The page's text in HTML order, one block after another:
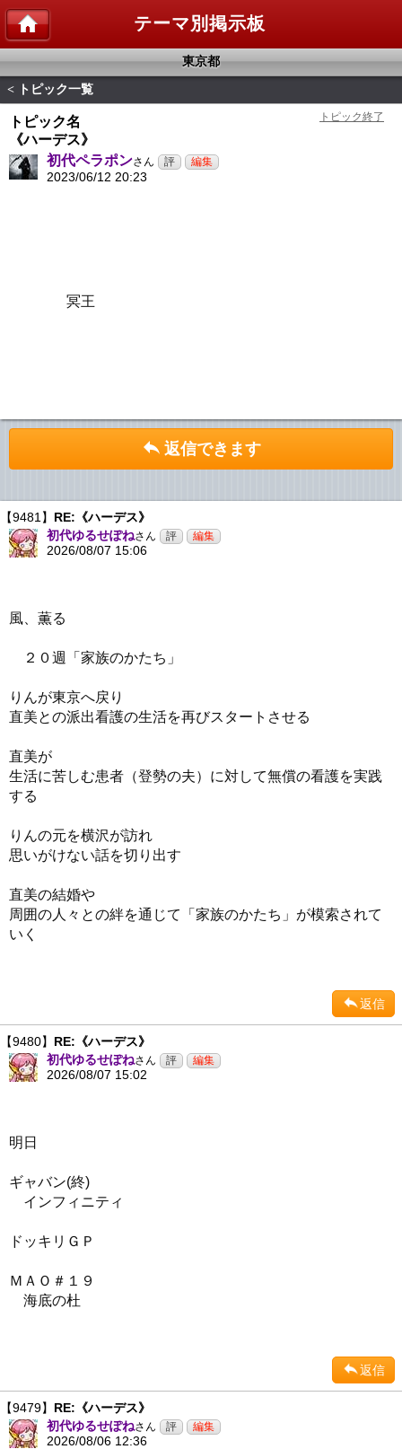
テーマ別掲示板
東京都
< トピック一覧
トピック名
《ハーデス》
初代ペラポンさん
2023/06/12 20:23
冥王
返信できます
【9481】 RE:《ハーデス》
初代ゆるせぽねさん
2026/08/07 15:06
風、薫る
２０週「家族のかたち」
りんが東京へ戻り
直美との派出看護の生活を再びスタートさせる
直美が
生活に苦しむ患者（登勢の夫）に対して無償の看護を実践
する
りんの元を横沢が訪れ
思いがけない話を切り出す
直美の結婚や
周囲の人々との絆を通じて「家族のかたち」が模索されて
いく
返信
【9480】 RE:《ハーデス》
初代ゆるせぽねさん
2026/08/07 15:02
明日
ギャバン(終)
インフィニティ
ドッキリＧＰ
ＭＡＯ＃１９
海底の杜
返信
【9479】 RE:《ハーデス》
初代ゆるせぽねさん
2026/08/06 12:36